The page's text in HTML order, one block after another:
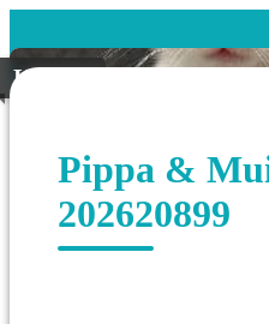
Koppel
Pippa &
202620899